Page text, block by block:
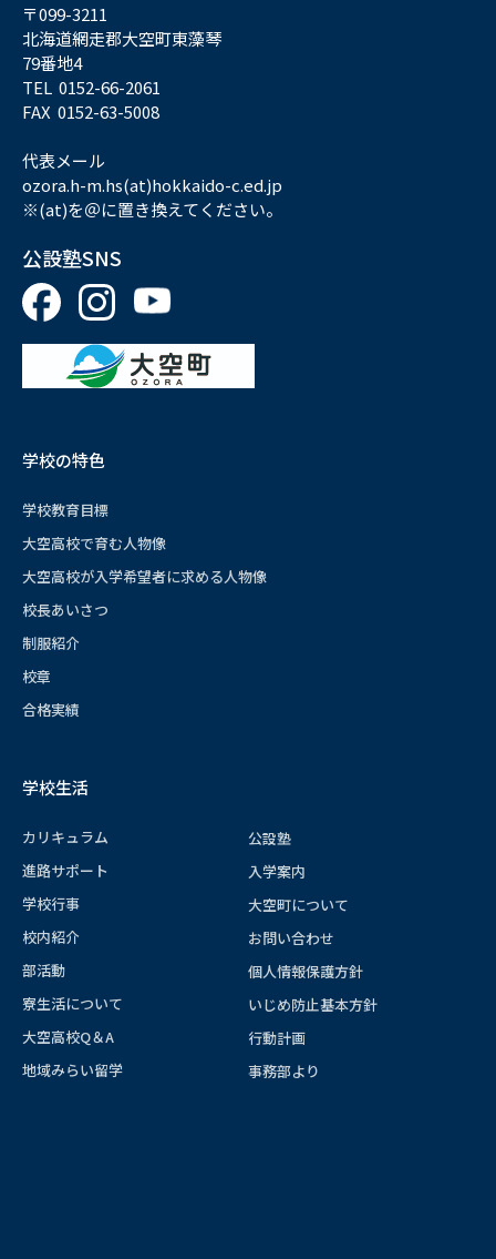
〒099-3211
北海道網走郡大空町東藻琴
79番地4
TEL 0152-66-2061
FAX 0152-63-5008
代表メール
ozora.h-m.hs(at)hokkaido-c.ed.jp
※(at)を＠に置き換えてください。
公設塾SNS
学校の特色
学校教育目標
大空高校で育む人物像
大空高校が入学希望者に求める人物像
校長あいさつ
制服紹介
校章
合格実績
学校生活
カリキュラム
進路サポート
学校行事
校内紹介
部活動
寮生活について
大空高校Q＆A
地域みらい留学
公設塾
入学案内
大空町について
お問い合わせ
個人情報保護方針
いじめ防止基本方針
行動計画
事務部より